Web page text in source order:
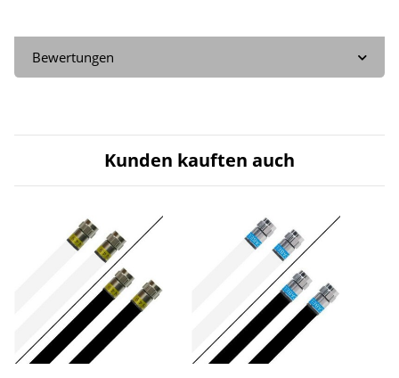
Bewertungen
Kunden kauften auch